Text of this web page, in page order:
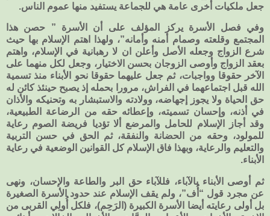
جعل ملكيات أخرى عامة هي للجماعة يستفيد منها عموم الناس.
وفي فصل الأسرة يركز المؤلف على أن الأسرة ” حصن هذا
المجتمع وقلعته وصمام أمنه وأمانه”، ولهذا اهتم الإسلام بها حيث
شرع الزواج وجعله الأصل وأعلن ان لا رهبانية في الإسلام، واهتم
بعقد الزواج وأوصى الزوجان بحسن الاختيار، وجعل لكل منهما على
الآخر حقوقا وواجبات، ثم جعل عليهما حقوقا نحو الأبناء منذ تسمية
الله قبل اجتماعهما في الفراش، مرورا بحمله إذ يصبح حينئذ كائن له
حق الحياة ولا يجوز إجهاضه، وولادته والاستبشار به وتحنيكه والأذان
في أذنه، وإحسان تسميته، وإعطائه حقه من الرضاعة الطبيعية،
وقد أجاز الإسلام للحامل والمرضع ألا تؤديا فريضة الصوم رعاية
للمولود، وحقه من الحضانة والنفقة، ثم الحق في حسن التربية
والتعليم والرعاية، وبهذا فاق الإسلام كل القوانين الوضعية في رعاية
الأبناء.
ثم أوصى الأبناء بالآباء، فللآباء حق البر والطاعة والإحسان، ونهى
عن مجرد قول “أُف”، ولم يقف الإسلام عند حدود الأسرة الصغيرة
بل أولى رعايته أيضا الأسرة الكبيرة (الرَحِم)، فلكل أُولِي القربى من